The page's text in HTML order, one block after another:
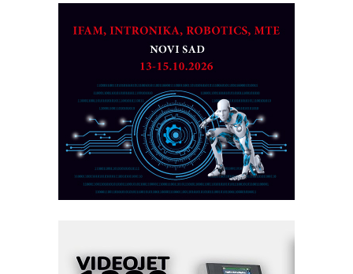
MAREX - Lim i mašine za savremena
Marcom-plast d.o.o.- vaš pouzdan
partner
CTO - Prilagodite svoju toplinsku
obradu!
Razvoj asortimanskog pravca MINI-
PLC AKYTEC
AUKOM: Svetski standard metrologije
dostupan u Srbiji
I.SAFE MOBILE revolucioniše